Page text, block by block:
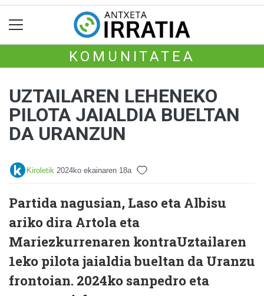
KOMUNITATEA
UZTAILAREN LEHENEKO
PILOTA JAIALDIA BUELTAN
DA URANZUN
Kiroletik 2024ko ekainaren 18a
Partida nagusian, Laso eta Albisu
ariko dira Artola eta
Mariezkurrenaren kontraUztailaren
1eko pilota jaialdia bueltan da Uranzu
frontoian. 2024ko sanpedro eta